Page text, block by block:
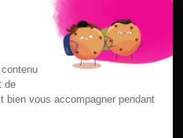
Poudre Holi